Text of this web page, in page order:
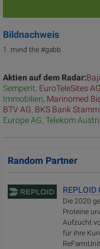
Bildnachweis
1. mind the #gabb
Aktien auf dem Radar:
Semperit, EuroTeleSites AG
Immobilien, Marinomed
BTV AG, BKS Bank Stamm
Europe AG, Telekom
Random Partner
REPLOID
Die 2020
Proteine
Aufzucht
für ihre